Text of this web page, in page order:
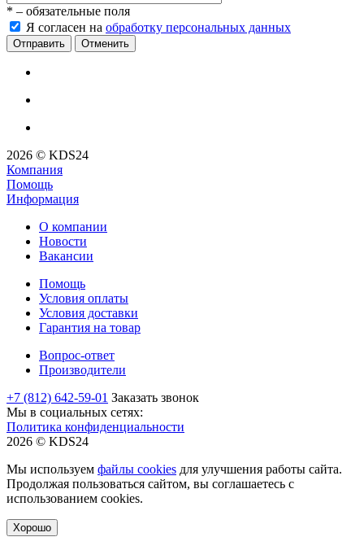
* – обязательные поля
Я согласен на обработку персональных данных
Отменить
2026 © KDS24
Компания
Помощь
Информация
О компании
Новости
Вакансии
Помощь
Условия оплаты
Условия доставки
Гарантия на товар
Вопрос-ответ
Производители
+7 (812) 642-59-01 Заказать звонок
Мы в социальных сетях:
Политика конфиденциальности
2026 © KDS24
Мы используем файлы cookies для улучшения работы сайта.
Продолжая пользоваться сайтом, вы соглашаетесь с
использованием cookies.
Хорошо